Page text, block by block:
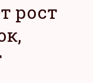
рост